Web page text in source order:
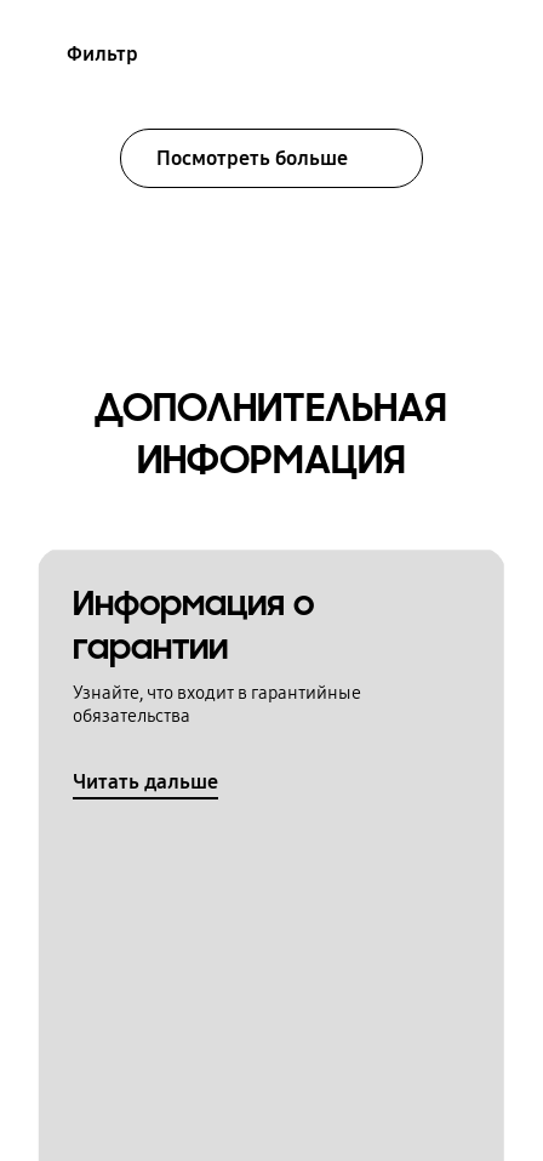
Фильтр
Посмотреть больше
ДОПОЛНИТЕЛЬНАЯ
ИНФОРМАЦИЯ
Информация о
гарантии
Узнайте, что входит в гарантийные
обязательства
Читать дальше